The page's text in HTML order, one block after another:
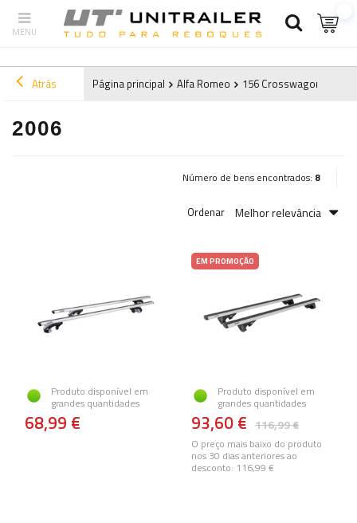
Atrás Página principal Alfa Romeo 156 Crosswagon (2000-
2006
Número de bens encontrados: 8
Ordenar Melhor relevância
Produto disponível em
grandes quantidades
68,99 €
EM PROMOÇÃO
Produto disponível em
grandes quantidades
116,99 €
93,60 €
O preço mais baixo do produto
nos 30 dias anteriores ao
desconto: 116,99 €